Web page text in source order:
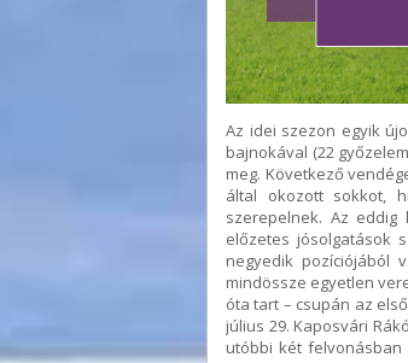
Az idei szezon egyik
bajnokával (22
meg. Következő
által okozott sokkot,
szerepelnek. Az
előzetes jósolgatások
negyedik pozíciójából
mindössze egyetlen
óta tart – csupán az
július 29. Kaposvári
utóbbi két felvonásban